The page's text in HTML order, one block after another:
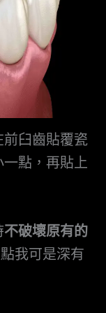
臼齒貼覆瓷
點，再貼上
不破壞原有的
我可是深有